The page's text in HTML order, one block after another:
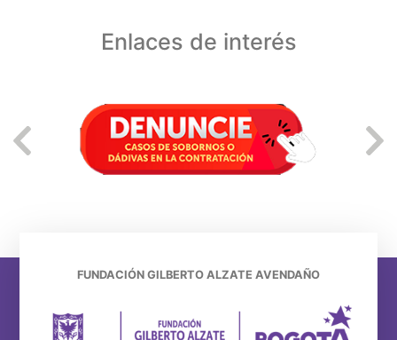
Enlaces de interés
FUNDACIÓN GILBERTO ALZATE AVENDAÑO